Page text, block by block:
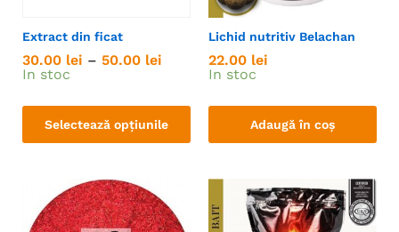
Extract din ficat
30.00 lei – 50.00 lei
In stoc
Selectează opțiunile
Lichid nutritiv Belachan
22.00 lei
In stoc
Adaugă în coș